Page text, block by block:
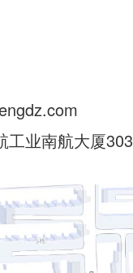
工业南航大厦303